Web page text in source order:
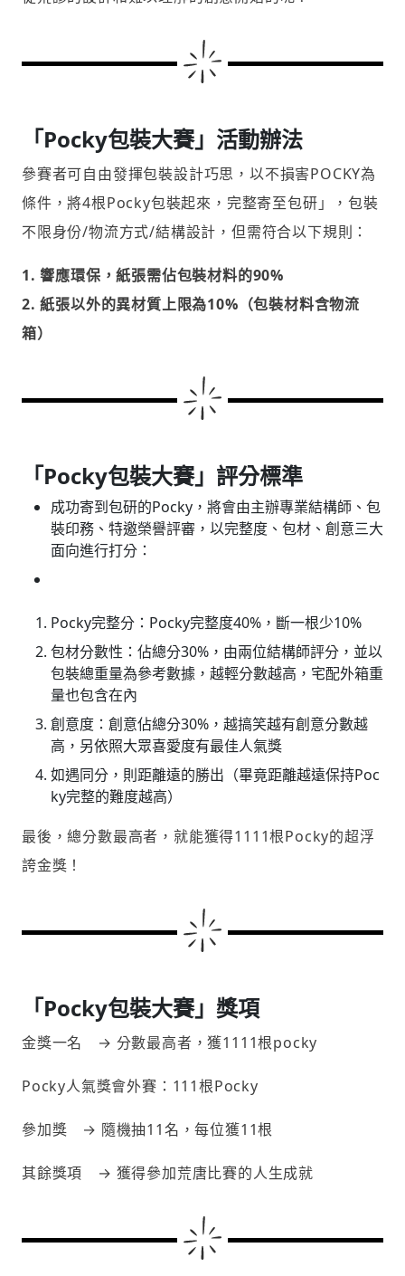
「Pocky包裝大賽」活動辦法
參賽者可自由發揮包裝設計巧思，以不損害POCKY為
條件，將4根Pocky包裝起來，完整寄至包研」，包裝
不限身份/物流方式/結構設計，但需符合以下規則：
1. 響應環保，紙張需佔包裝材料的90%
2. 紙張以外的異材質上限為10%（包裝材料含物流
箱）
「Pocky包裝大賽」評分標準
成功寄到包研的Pocky，將會由主辦專業結構師、包
裝印務、特邀榮譽評審，以完整度、包材、創意三大
面向進行打分：
Pocky完整分：Pocky完整度40%，斷一根少10%
包材分數性：佔總分30%，由兩位結構師評分，並以
包裝總重量為參考數據，越輕分數越高，宅配外箱重
量也包含在內
創意度：創意佔總分30%，越搞笑越有創意分數越
高，另依照大眾喜愛度有最佳人氣獎
如遇同分，則距離遠的勝出（畢竟距離越遠保持Poc
ky完整的難度越高）
最後，總分數最高者，就能獲得1111根Pocky的超浮
誇金獎！
「Pocky包裝大賽」獎項
金獎一名 → 分數最高者，獲1111根pocky
Pocky人氣獎會外賽：111根Pocky
參加獎 → 隨機抽11名，每位獲11根
其餘獎項 → 獲得參加荒唐比賽的人生成就